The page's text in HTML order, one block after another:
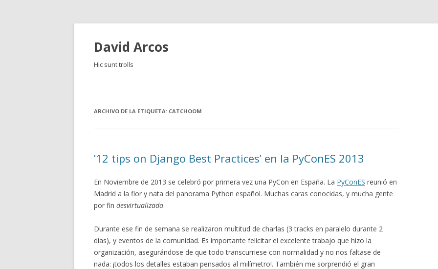
David Arcos
Hic sunt trolls
ARCHIVO DE LA ETIQUETA: CATCHOOM
’12 tips on Django Best Practices’ en la PyConES 2013
En Noviembre de 2013 se celebró por primera vez una PyCon en España. La PyConES reunió en
Madrid a la flor y nata del panorama Python español. Muchas caras conocidas, y mucha gente
por fin desvirtualizada.
Durante ese fin de semana se realizaron multitud de charlas (3 tracks en paralelo durante 2
días), y eventos de la comunidad. Es importante felicitar el excelente trabajo que hizo la
organización, asegurándose de que todo transcurriese con normalidad y no nos faltase de
nada: ¡todos los detalles estaban pensados al milímetro!. También me sorprendió el gran